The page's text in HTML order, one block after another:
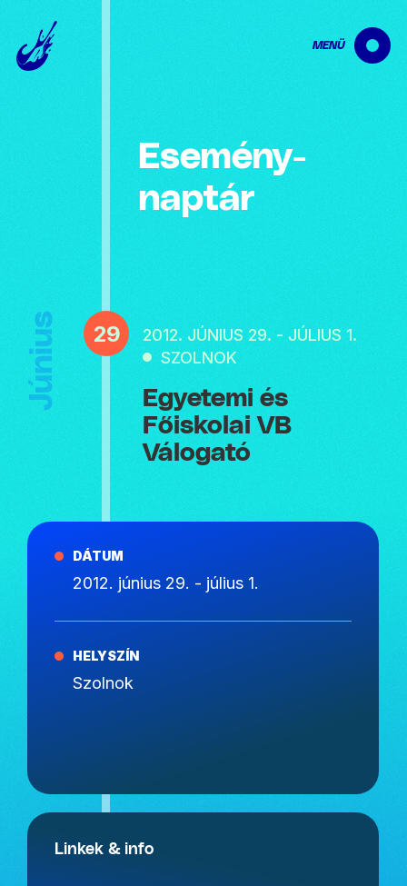
MENÜ
Esemény­
naptár
Június 29
2012. JÚNIUS 29. - JÚLIUS 1.
SZOLNOK
Egyetemi és
Főiskolai VB
Válogató
DÁTUM
2012. június 29. - július 1.
HELYSZÍN
Szolnok
Linkek & info